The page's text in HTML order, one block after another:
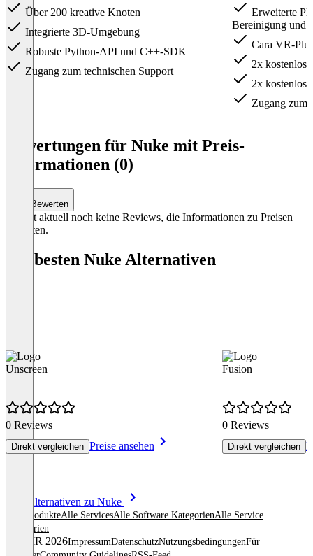
Über 200 kreative Knoten
Integrierte 3D-Umgebung
Robuste Python-API und C++-SDK
Zugang zum technischen Support
Erweiterte
Bereinigung und
Cara VR-
2x
2x
Zugang zum
Bewertungen für Nuke mit Preis-
Informationen (0)
Bewerten
Es gibt aktuell noch keine Reviews, die Informationen zu Preisen
enthalten.
Die besten Nuke Alternativen
Unscreen
0 Reviews
Direkt vergleichen Preise ansehen
Fusion
0 Reviews
Direkt vergleichen
Alle Alternativen zu Nuke
Alle ProdukteAlle ServicesAlle Software KategorienAlle Service
Kategorien
© OMR 2026ImpressumDatenschutzNutzungsbedingungenFür